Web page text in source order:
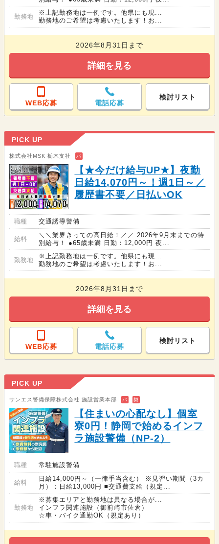
勤務地
※上記勤務地は一例です。他県にも現...
勤務地のご希望は考慮いたします！お...
2026年8月31日まで
詳細を見る
WEB応募 電話応募
検討リスト
PICK UP
株式会社MSK 栃木支社 バ
【★今だけ給与UP★】夜勤
日給14,070円～！週1日～／
履歴書不要／日払いOK
職種 交通誘導警備
給料
＼＼業界きっての高日給！／／ 2026年9月末までの特
別給与！ ●65歳未満 日勤：12,000円 夜...
勤務地
※上記勤務地は一例です。他県にも現...
勤務地のご希望は考慮いたします！お...
2026年8月31日まで
詳細を見る
WEB応募 電話応募
検討リスト
PICK UP
サンエス警備保障株式会社 施設営業本部 バ 契
【住まいの心配なし】個室
寮0円！静岡で始めるインフ
ラ施設警備（NP-2）
職種 常駐施設警備
給料
日給14,000円～（一律手当含む） ※見習い期間（3カ
月）：日給13,000円 ■交通費支給（規定...
勤務地
※募集エリアと勤務地は異なる場合が...
インフラ関連施設（御前崎市佐倉）
☆車・バイク通勤OK（規定あり）